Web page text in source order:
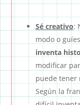
Sé creativo:
modo o
inventa
modificar
puede tener
Según la